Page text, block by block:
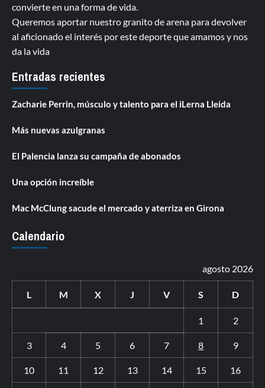
convierte en una forma de vida.
Queremos aportar nuestro granito de arena para devolver
al aficionado el interés por este deporte que amamos y nos
da la vida
Entradas recientes
Zacharie Perrin, músculo y talento para el iLerna Lleida
Más nuevas azulgranas
El Palencia lanza su campaña de abonados
Una opción increíble
Mac McClung sacude el mercado y aterriza en Girona
Calendario
agosto 2026
L M X J V S D
1 2
3 4 5 6 7 8 9
10 11 12 13 14 15 16